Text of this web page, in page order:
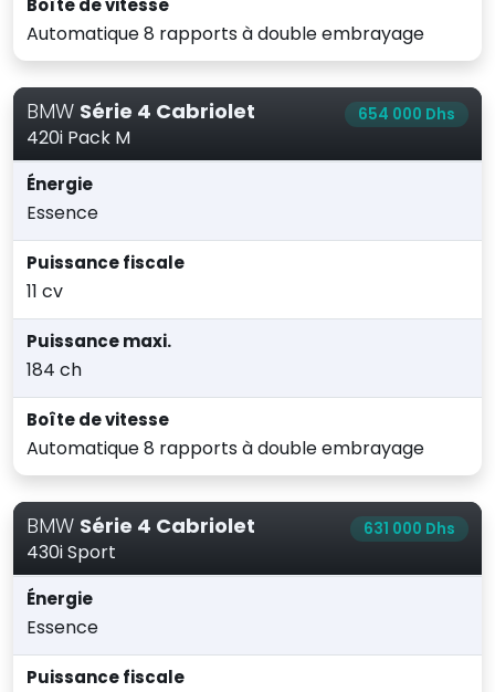
Boîte de vitesse
Automatique 8 rapports à double embrayage
BMW Série 4 Cabriolet
420i Pack M
654 000 Dhs
Énergie
Essence
Puissance fiscale
11 cv
Puissance maxi.
184 ch
Boîte de vitesse
Automatique 8 rapports à double embrayage
BMW Série 4 Cabriolet
430i Sport
631 000 Dhs
Énergie
Essence
Puissance fiscale